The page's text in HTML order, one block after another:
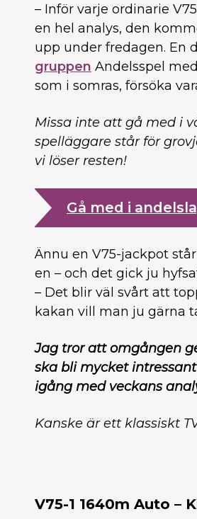
– Inför varje ordinarie
en hel analys, den
upp under fredagen. En
gruppen Andelsspel
som i somras, försöka
Missa inte att gå med i
spelläggare står för
vi löser resten!
Gå med i
Ännu en V75-jackpot
en – och det gick ju
– Det blir väl svårt att
kakan vill man ju gärna
Jag tror att omgången
ska bli mycket
igång med veckans
Kanske är ett klassiskt
V75-1 1640m Auto –